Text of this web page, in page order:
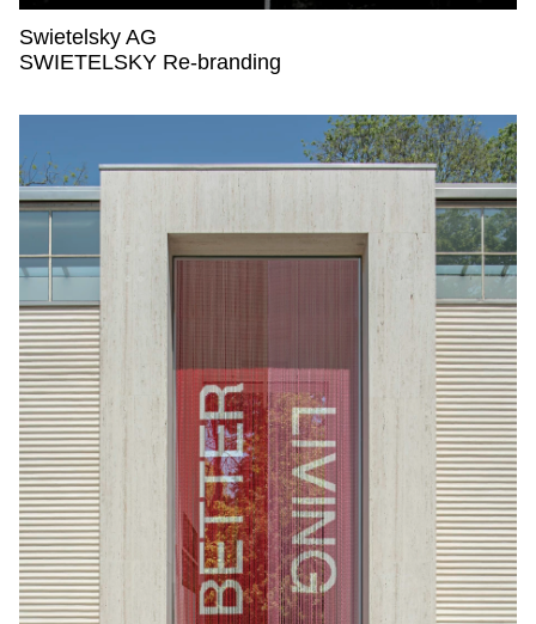
Swietelsky AG
Swietelsky AG,
SWIETELSKY Re-branding